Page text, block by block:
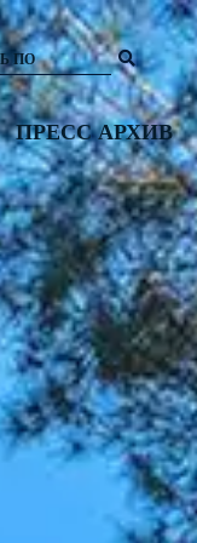
ПРЕСС АРХИВ